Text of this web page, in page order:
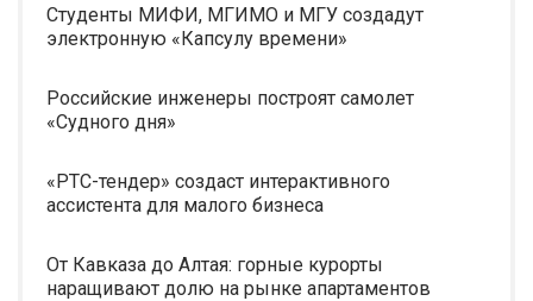
Студенты МИФИ, МГИМО и МГУ создадут
электронную «Капсулу времени»
Российские инженеры построят самолет
«Судного дня»
«РТС-тендер» создаст интерактивного
ассистента для малого бизнеса
От Кавказа до Алтая: горные курорты
наращивают долю на рынке апартаментов